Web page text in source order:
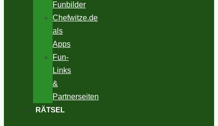
Funbilder
Chefwitze.de
als
Apps
Fun-
Links
&
Partnerseiten
RÄTSEL